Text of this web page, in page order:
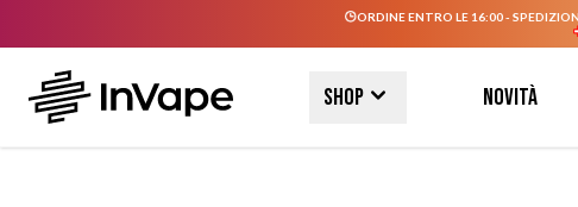
ORDINE ENTRO LE 16:00 -
Shop Novità